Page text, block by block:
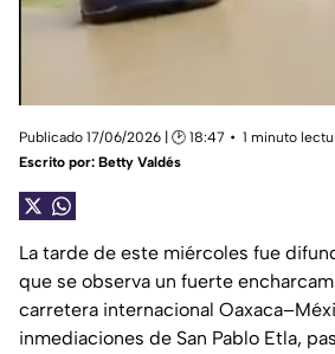
Publicado 17/06/2026 | 🕑 18:47
1 minuto
Escrito por: Betty Valdés
La tarde de este miércoles fue
que se observa un fuerte
carretera internacional
inmediaciones de San Pablo Etla,